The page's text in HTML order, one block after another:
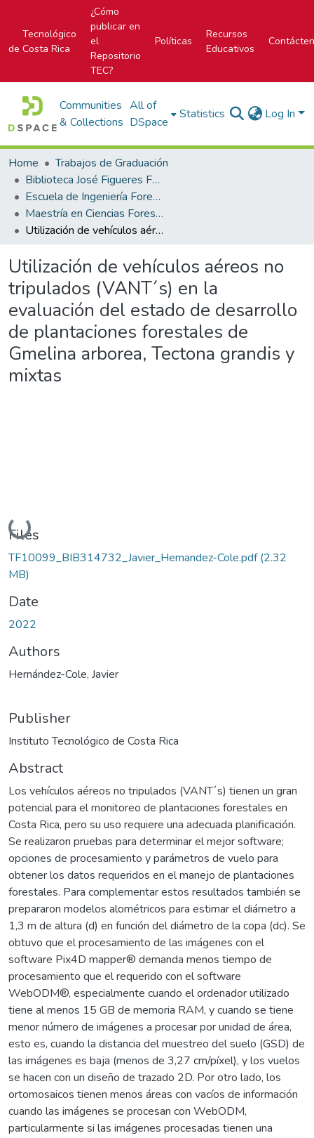
Tecnológico
de Costa Rica
¿Cómo
publicar en
el
Repositorio
TEC?
Políticas
Recursos
Educativos
Communities
& Collections
All of
DSpace
Statistics Log In
Home
Trabajos de Graduación
Biblioteca José Figueres Ferrer
Escuela de Ingeniería Forestal
Maestría en Ciencias Forestales
Utilización de vehículos aéreos no tripulados (VANT´s) en la evaluación del estado de desarrollo de plantaciones forestales de Gmelina arborea, Tectona grandis y mixtas
Utilización de vehículos aéreos no
tripulados (VANT´s) en la
evaluación del estado de desarrollo
de plantaciones forestales de
Gmelina arborea, Tectona grandis y
mixtas
Loading...
Files
TF10099_BIB314732_Javier_Hernandez-Cole.pdf(2.32
MB)
Date
2022
Authors
Hernández-Cole, Javier
Publisher
Instituto Tecnológico de Costa Rica
Abstract
Los vehículos aéreos no tripulados (VANT´s) tienen un gran
potencial para el monitoreo de plantaciones forestales en
Costa Rica, pero su uso requiere una adecuada planificación.
Se realizaron pruebas para determinar el mejor software;
opciones de procesamiento y parámetros de vuelo para
obtener los datos requeridos en el manejo de plantaciones
forestales. Para complementar estos resultados también se
prepararon modelos alométricos para estimar el diámetro a
1,3 m de altura (d) en función del diámetro de la copa (dc). Se
obtuvo que el procesamiento de las imágenes con el
software Pix4D mapper® demanda menos tiempo de
procesamiento que el requerido con el software
WebODM®, especialmente cuando el ordenador utilizado
tiene al menos 15 GB de memoria RAM, y cuando se tiene
menor número de imágenes a procesar por unidad de área,
esto es, cuando la distancia del muestreo del suelo (GSD) de
las imágenes es baja (menos de 3,27 cm/píxel), y los vuelos
se hacen con un diseño de trazado 2D. Por otro lado, los
ortomosaicos tienen menos áreas con vacíos de información
cuando las imágenes se procesan con WebODM,
particularmente si las imágenes procesadas tienen una